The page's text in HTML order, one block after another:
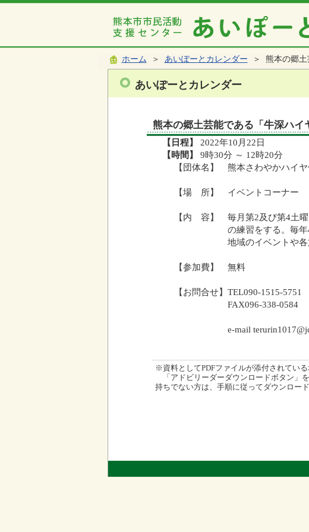
ホーム ＞ あいぽーとカレンダー ＞ 熊本の郷土
あいぽーとカレンダー
熊本の郷土芸能である「牛深ハイ
【日程】 2022年10月22日
【時間】
9時30分 ～ 12時20分
【団体名】 熊本さわやかハイ
【場 所】 イベントコーナー
【内 容】 毎月第2及び第4土曜
の練習をする。毎年4月に
地域のイベントや各施設
【参加費】 無料
【お問合せ】TEL090-1515-5751
FAX096-338-0584
e-mail
※資料としてPDFファイルが添付されている
「アドビリーダーダウンロードボタン」
持ちでない方は、手順に従ってダウンロー